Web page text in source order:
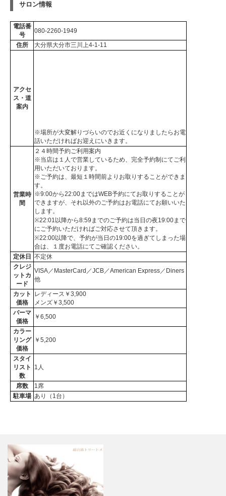
サロン情報
電話番
号
080-2260-1949
住所
大分県大分市三川上4-1-11
アクセ
ス・道
案内
※場所が大変解りづらいのでお近くになりましたらお電
話いただければお迎えにいきます。
営業時
間
２４時間予約ご利用案内
※当店は１人で営業しているため、完全予約制にてご利
用いただいております。
※ご予約は、最短１時間前よりお取りすることができま
す。
※9:00から22:00まではWEB予約にてお取りすることが
できますが、それ以外のご予約はお電話にてお願いいた
します。
※22:01以降から8:59までのご予約は当日の夜19:00まで
にご予約いただければご対応させて頂きます。
※22:00以降で、予約が当日の19:00を過ぎてしまった場
合は、１度お電話にてご確認ください。
定休日 不定休
クレジ
ットカ
ード
VISA／MasterCard／JCB／American Express／Diners
他
カット
価格
レディース￥3,900
メンズ￥3,500
パーマ
価格
￥6,500
カラー
リング
価格
￥5,200
スタイ
リスト
数
1人
席数
1席
駐車場 あり（1台）